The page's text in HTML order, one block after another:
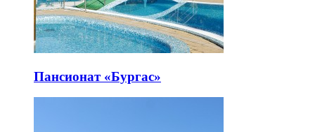
Пансионат «Бургас»